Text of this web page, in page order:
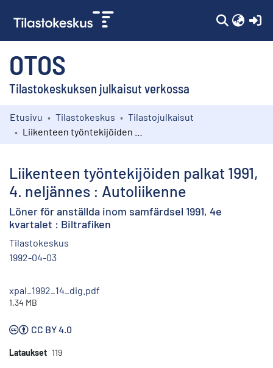
OTOS
Tilastokeskuksen julkaisut verkossa
Kokoelmat
Etusivu Tilastokeskus
Tilastojulkaisut
Liikenteen työntekijöiden palkat 1991,
4. neljännes : Autoliikenne
Löner för anställda inom samfärdsel 1991, 4e
kvartalet : Biltrafiken
Tilastokeskus
1992-04-03
xpal_1992_14_dig.pdf
1.34 MB
CC BY 4.0
Lataukset 119